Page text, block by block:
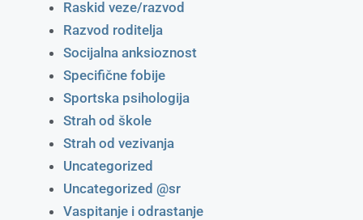
Raskid veze/razvod
Razvod roditelja
Socijalna anksioznost
Specifične fobije
Sportska psihologija
Strah od škole
Strah od vezivanja
Uncategorized
Uncategorized @sr
Vaspitanje i odrastanje